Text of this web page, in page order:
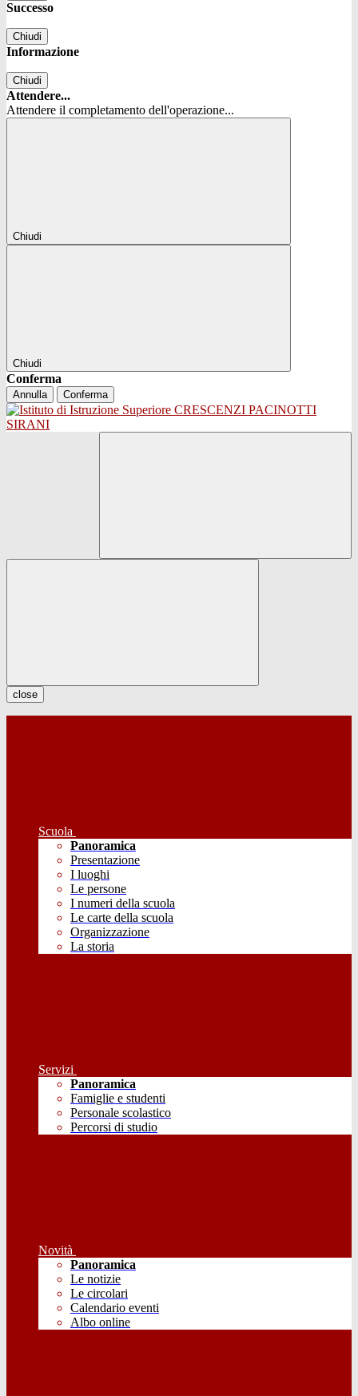
Successo
Chiudi
Informazione
Chiudi
Attendere...
Attendere il completamento dell'operazione...
Chiudi
Chiudi
Conferma
Annulla Conferma
close
Scuola
Panoramica
Presentazione
I luoghi
Le persone
I numeri della scuola
Le carte della scuola
Organizzazione
La storia
Servizi
Panoramica
Famiglie e studenti
Personale scolastico
Percorsi di studio
Novità
Panoramica
Le notizie
Le circolari
Calendario eventi
Albo online